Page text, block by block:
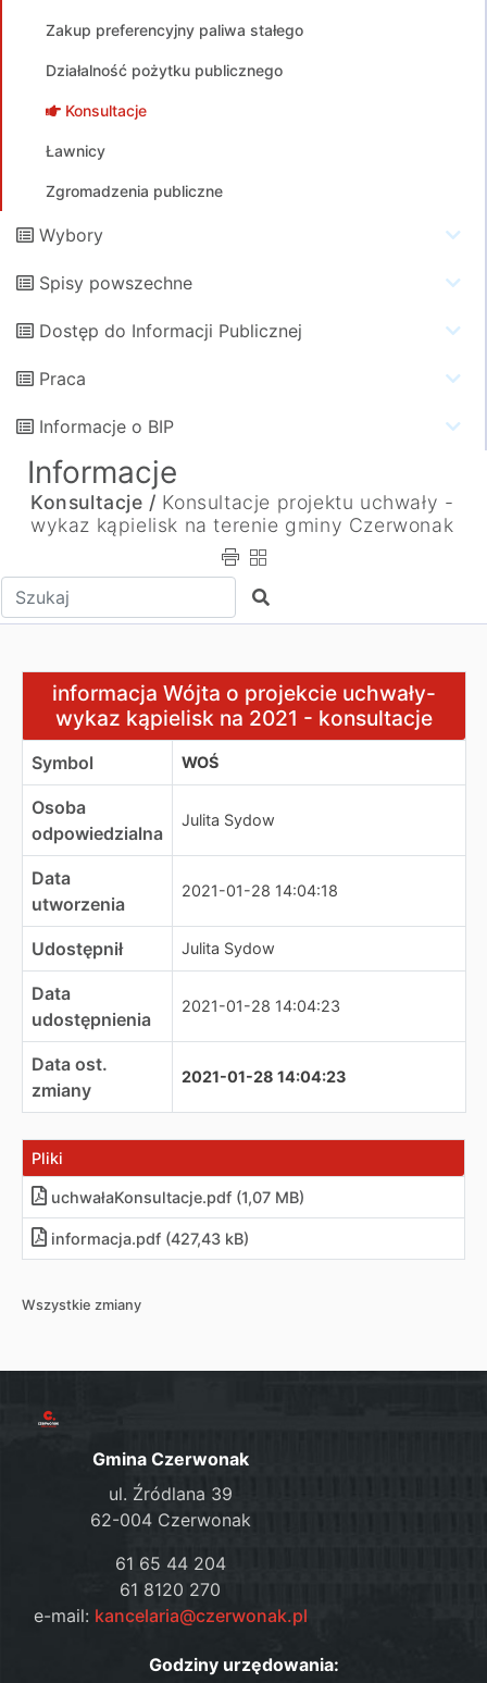
Zakup preferencyjny paliwa stałego
Działalność pożytku publicznego
Konsultacje
Ławnicy
Zgromadzenia publiczne
Wybory
Spisy powszechne
Dostęp do Informacji Publicznej
Praca
Informacje o BIP
Informacje
Konsultacje / Konsultacje projektu uchwały -
wykaz kąpielisk na terenie gminy Czerwonak
Wpisz tekst do wyszukania Szukaj
informacja Wójta o projekcie uchwały-wykaz kąpielisk
informacja Wójta o projekcie uchwały-
wykaz kąpielisk na 2021 - konsultacje
Symbol WOŚ
Osoba
odpowiedzialna
Julita Sydow
Data
utworzenia
2021-01-28 14:04:18
Udostępnił Julita Sydow
Data
udostępnienia
2021-01-28 14:04:23
Data ost.
zmiany
2021-01-28 14:04:23
Pliki
uchwałaKonsultacje.pdf (1,07 MB)
informacja.pdf (427,43 kB)
Wszystkie zmiany
Gmina Czerwonak
ul. Źródlana 39
62-004 Czerwonak
61 65 44 204
61 8120 270
e-mail: kancelaria@czerwonak.pl
Godziny urzędowania: